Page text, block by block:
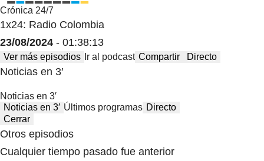
Crónica 24/7
1x24: Radio Colombia
23/08/2024 - 01:38:13
Ver más episodios Ir al podcast Compartir Directo
Noticias en 3′
Noticias en 3′
Noticias en 3′ Últimos programas Directo
Cerrar
Otros episodios
Cualquier tiempo pasado fue anterior